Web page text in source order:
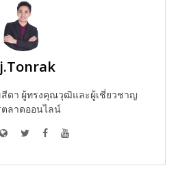
ดา ผู้ทรงคุณวุฒิและผู้เชี่ยวชาญ
ตลาดออนไลน์